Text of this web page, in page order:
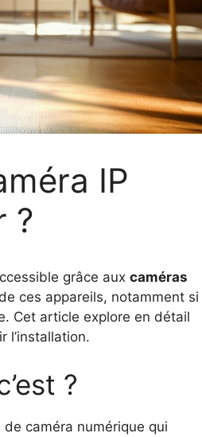
IP
?
grâce aux caméras
ces appareils, notamment si
Cet article explore en détail
l’installation.
?
caméra numérique qui